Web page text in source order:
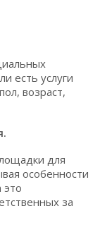
есть услуги
возраст,
для
особенности
это
за